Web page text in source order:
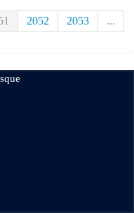
2052 2053
...